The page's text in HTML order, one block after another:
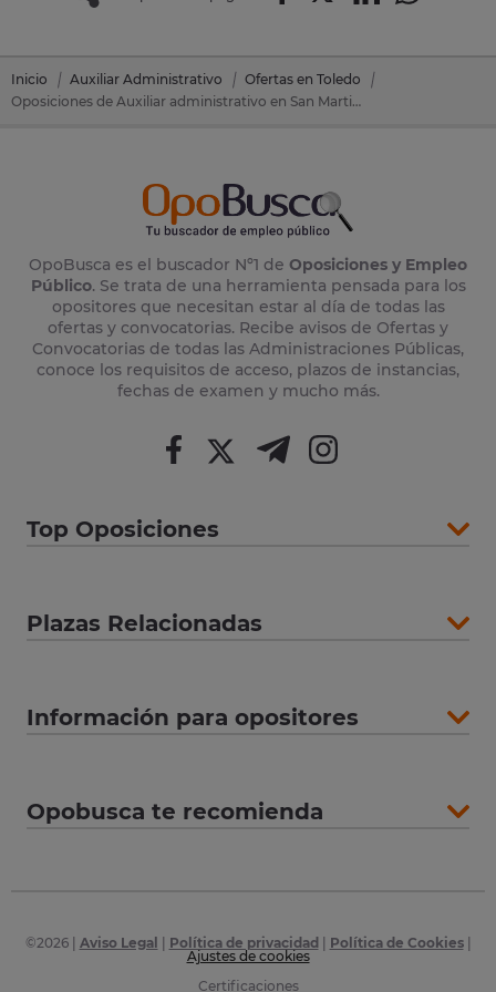
Inicio Auxiliar Administrativo
Ofertas en Toledo
Oposiciones de Auxiliar administrativo en San Martin De Montalban (Toledo)
OpoBusca es el buscador Nº1 de Oposiciones y Empleo
Público. Se trata de una herramienta pensada para los
opositores que necesitan estar al día de todas las
ofertas y convocatorias. Recibe avisos de Ofertas y
Convocatorias de todas las Administraciones Públicas,
conoce los requisitos de acceso, plazos de instancias,
fechas de examen y mucho más.
Top Oposiciones
Plazas Relacionadas
Información para opositores
Opobusca te recomienda
©2026| Aviso Legal Política de privacidad Política de Cookies|
Ajustes de cookies
Certificaciones